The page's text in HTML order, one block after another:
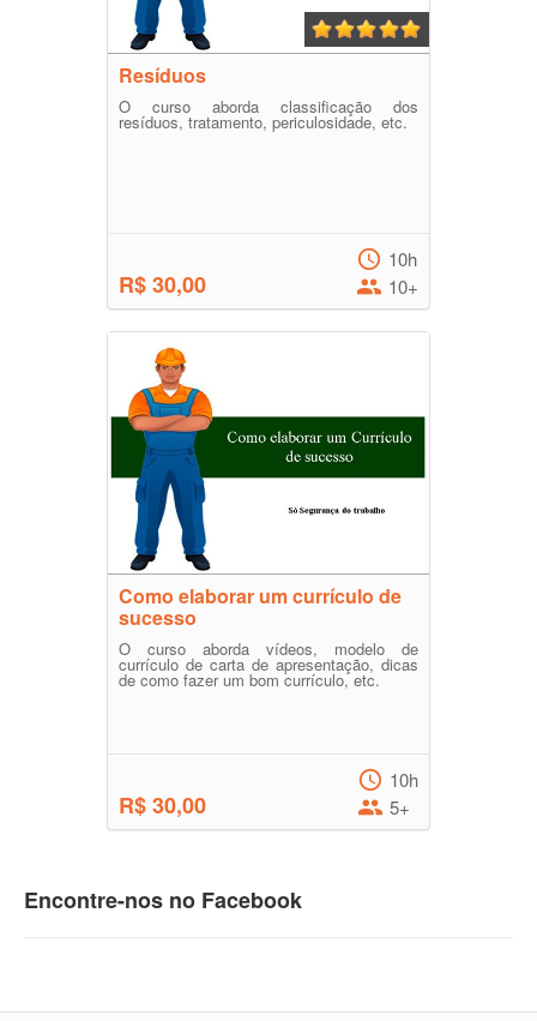
Resíduos
O curso aborda classificação dos
resíduos, tratamento, periculosidade, etc.
R$ 30,00
10h
10+
Como elaborar um currículo de
sucesso
O curso aborda vídeos, modelo de
currículo de carta de apresentação, dicas
de como fazer um bom currículo, etc.
R$ 30,00
10h
5+
Encontre-nos no Facebook